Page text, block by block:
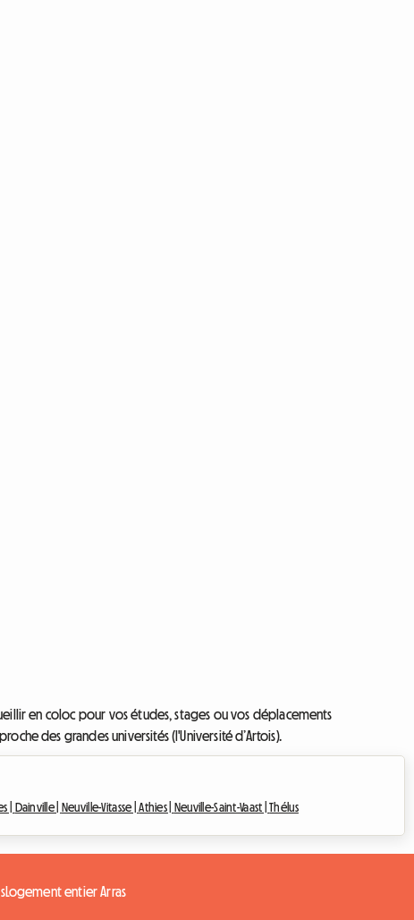
en coloc pour vos études, stages ou vos déplacements
des grandes universités (l'Université d’Artois).
| Dainville | Neuville-Vitasse |Athies | Neuville-Saint-Vaast |Thélus
Logement entier Arras